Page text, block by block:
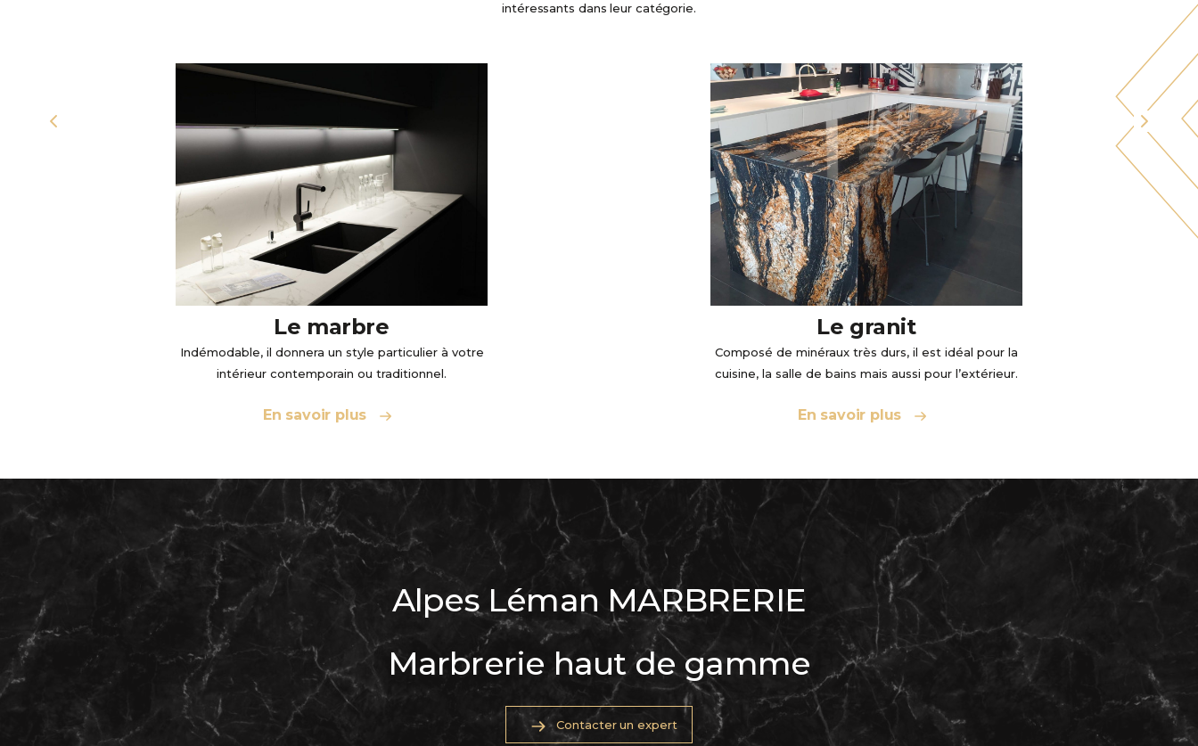
intéressants dans leur catégorie.
Le marbre
Indémodable, il donnera un style particulier à votre
intérieur contemporain ou traditionnel.
En savoir plus
Le granit
Composé de minéraux très durs, il est idéal pour la
cuisine, la salle de bains mais aussi pour l’extérieur.
En savoir plus
Alpes Léman MARBRERIE
Marbrerie haut de gamme
Contacter un expert